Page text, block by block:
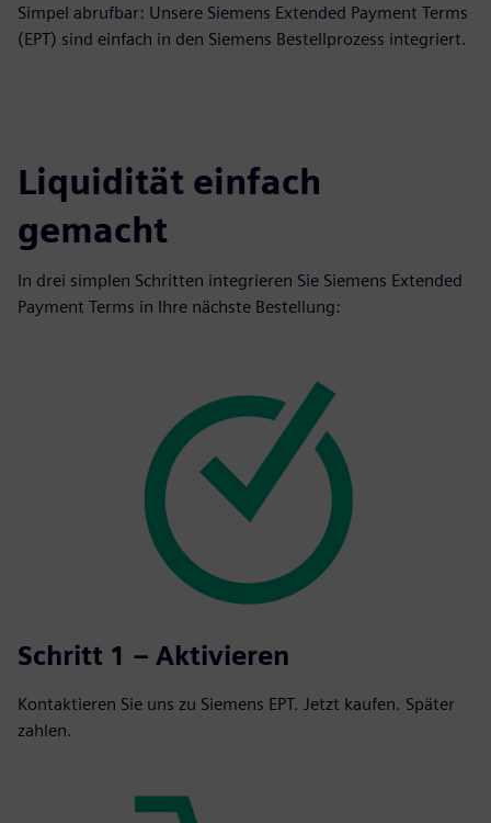
Simpel abrufbar: Unsere Siemens Extended Payment Terms
(EPT) sind einfach in den Siemens Bestellprozess integriert.
Liquidität einfach
gemacht
In drei simplen Schritten integrieren Sie Siemens Extended
Payment Terms in Ihre nächste Bestellung:
Schritt 1 – Aktivieren
Kontaktieren Sie uns zu Siemens EPT. Jetzt kaufen. Später
zahlen.